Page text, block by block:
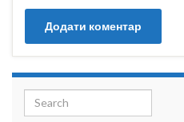
Search for: